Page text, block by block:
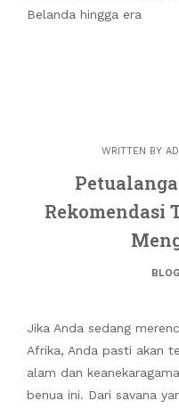
Belanda hingga era
WRITTEN BY
Rekomendasi
BLOG
Jika Anda sedang
Afrika, Anda pasti akan
alam dan
benua ini. Dari savana